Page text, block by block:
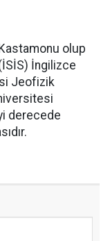
olup
İngilizce
Jeofizik
derecede